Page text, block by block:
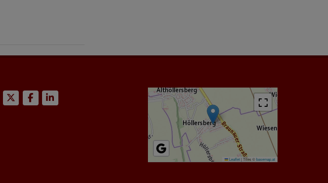
Leaflet|Tiles ©basemap.at